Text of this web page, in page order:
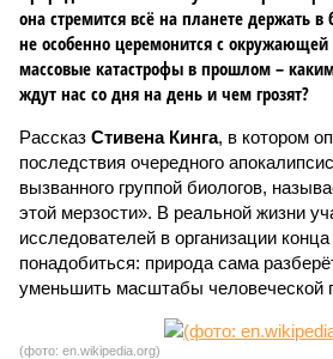
она стремится всё на планете держать в
не особенно церемонится с
массовые катастрофы в прошлом –
ждут нас со дня на день и чем грозят?
Рассказ Стивена Кинга, в котором
последствия очередного
вызванного группой биологов,
этой мерзости». В реальной жизни
исследователей в организации
понадобиться: природа сама
уменьшить масштабы человеческой
(фото: en.wikipedia.org)